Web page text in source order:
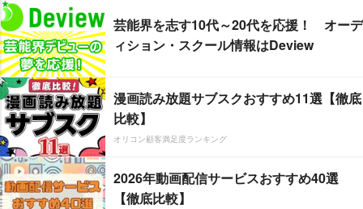
芸能界を志す10代～20代を応援！ オーデ
ィション・スクール情報はDeview
漫画読み放題サブスクおすすめ11選【徹底
比較】
オリコン顧客満足度ランキング
2026年動画配信サービスおすすめ40選
【徹底比較】